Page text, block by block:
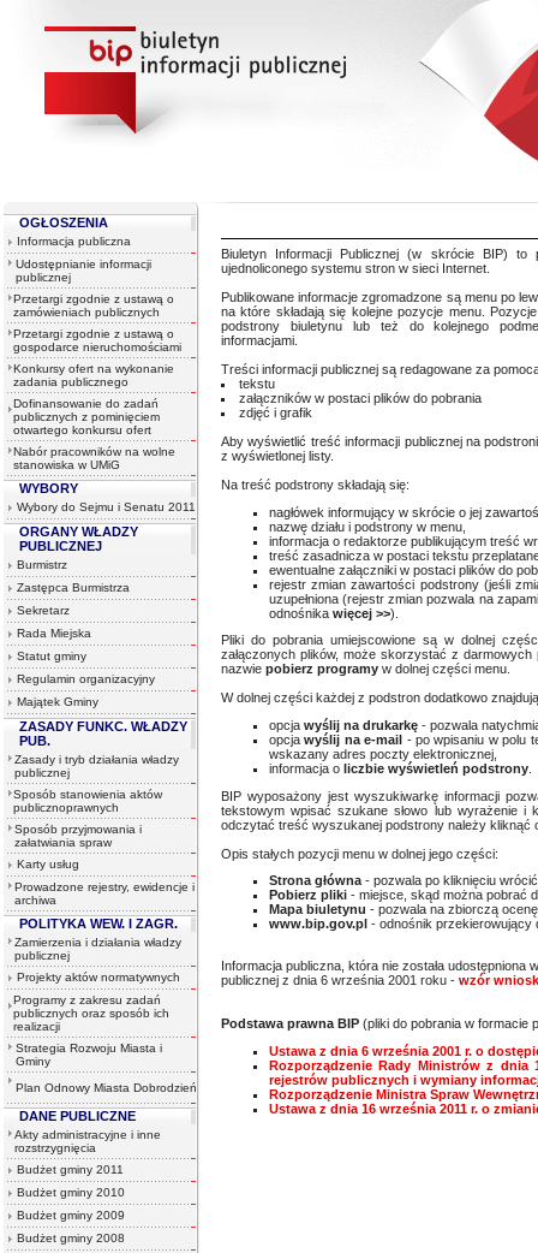
OGŁOSZENIA
Informacja publiczna
Udostępnianie informacji
publicznej
Przetargi zgodnie z ustawą o
zamówieniach publicznych
Przetargi zgodnie z ustawą o
gospodarce nieruchomościami
Konkursy ofert na wykonanie
zadania publicznego
Dofinansowanie do zadań
publicznych z pominięciem
otwartego konkursu ofert
Nabór pracowników na wolne
stanowiska w UMiG
WYBORY
Wybory do Sejmu i Senatu 2011
ORGANY WŁADZY
PUBLICZNEJ
Burmistrz
Zastępca Burmistrza
Sekretarz
Rada Miejska
Statut gminy
Regulamin organizacyjny
Majątek Gminy
ZASADY FUNKC. WŁADZY
PUB.
Zasady i tryb działania władzy
publicznej
Sposób stanowienia aktów
publicznoprawnych
Sposób przyjmowania i
załatwiania spraw
Karty usług
Prowadzone rejestry, ewidencje i
archiwa
POLITYKA WEW. I ZAGR.
Zamierzenia i działania władzy
publicznej
Projekty aktów normatywnych
Programy z zakresu zadań
publicznych oraz sposób ich
realizacji
Strategia Rozwoju Miasta i
Gminy
Plan Odnowy Miasta Dobrodzień
DANE PUBLICZNE
Akty administracyjne i inne
rozstrzygnięcia
Budżet gminy 2011
Budżet gminy 2010
Budżet gminy 2009
Budżet gminy 2008
Biuletyn Informacji Publicznej (w skrócie BIP) to
ujednoliconego systemu stron w sieci Internet.
Publikowane informacje zgromadzone są menu po
na które składają się kolejne pozycje menu.
podstrony biuletynu lub też do kolejnego
informacjami.
Treści informacji publicznej są redagowane za
tekstu
załączników w postaci plików do pobrania
zdjęć i grafik
Aby wyświetlić treść informacji publicznej na
z wyświetlonej listy.
Na treść podstrony składają się:
nagłówek informujący w skrócie o jej
nazwę działu i podstrony w menu,
informacja o redaktorze publikującym treść
treść zasadnicza w postaci tekstu
ewentualne załączniki w postaci plików do
rejestr zmian zawartości podstrony (jeśli
uzupełniona (rejestr zmian pozwala na
odnośnika więcej >>).
Pliki do pobrania umiejscowione są w dolnej
załączonych plików, może skorzystać z
nazwie pobierz programy w dolnej części menu.
W dolnej części każdej z podstron dodatkowo
opcja wyślij na drukarkę - pozwala
opcjawyślij na e-mail - po wpisaniu w polu
wskazany adres poczty elektronicznej,
informacja o liczbie wyświetleń podstrony
BIP wyposażony jest wyszukiwarkę informacji
tekstowym wpisać szukane słowo lub wyrażenie i
odczytać treść wyszukanej podstrony należy kliknąć
Opis stałych pozycji menu w dolnej jego części:
Strona główna - pozwala po kliknięciu
Pobierz pliki - miejsce, skąd można pobrać
Mapa biuletynu - pozwala na zbiorczą
www.bip.gov.pl - odnośnik przekierowujący
Informacja publiczna, która nie została
publicznej z dnia 6 września 2001 roku - wzór
Podstawa prawna BIP (pliki do pobrania w formacie
Ustawa z dnia 6 września 2001 r. o
Rozporządzenie Rady Ministrów z dnia
rejestrów publicznych i wymiany
Rozporządzenie Ministra Spraw
Ustawa z dnia 16 września 2011 r. o